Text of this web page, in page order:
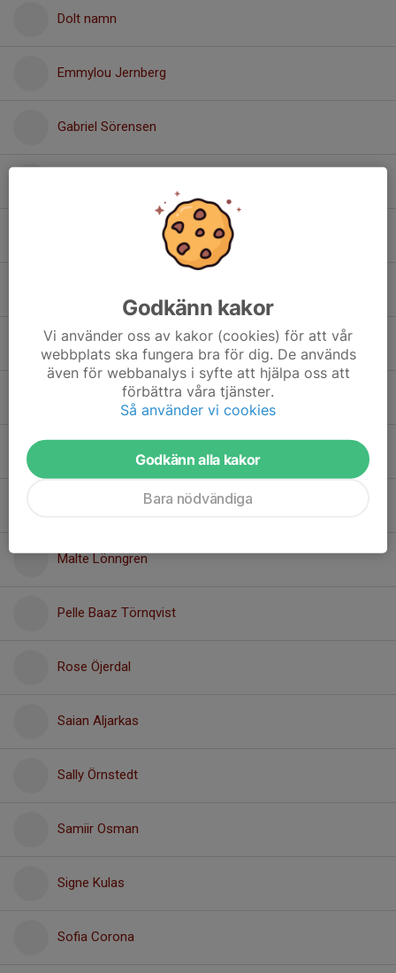
Dolt namn
Emmylou Jernberg
Gabriel Sörensen
Karl Hallström Tandrup
Liam Eksell
Lykke Johnson
Maja Knutsson
Malte Lönngren
Pelle Baaz Törnqvist
Rose Öjerdal
Saian Aljarkas
Sally Örnstedt
Samiir Osman
Signe Kulas
Sofia Corona
Godkänn kakor
Vi använder oss av kakor (cookies) för att vår
webbplats ska fungera bra för dig. De används
även för webbanalys i syfte att hjälpa oss att
förbättra våra tjänster.
Så använder vi cookies
Godkänn alla kakor
Bara nödvändiga